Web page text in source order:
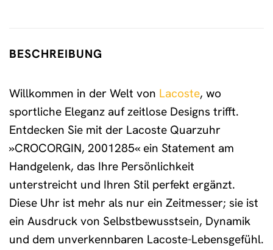
BESCHREIBUNG
Willkommen in der Welt von Lacoste, wo
sportliche Eleganz auf zeitlose Designs trifft.
Entdecken Sie mit der Lacoste Quarzuhr
»CROCORGIN, 2001285« ein Statement am
Handgelenk, das Ihre Persönlichkeit
unterstreicht und Ihren Stil perfekt ergänzt.
Diese Uhr ist mehr als nur ein Zeitmesser; sie ist
ein Ausdruck von Selbstbewusstsein, Dynamik
und dem unverkennbaren Lacoste-Lebensgefühl.